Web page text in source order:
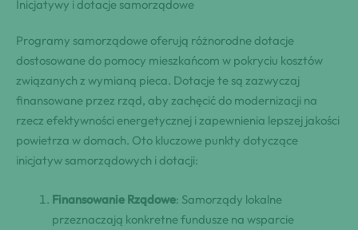
Inicjatywy i dotacje samorządowe
Programy samorządowe oferują różnorodne dotacje
dostosowane do pomocy mieszkańcom w pokryciu kosztów
związanych z wymianą pieca. Dotacje te są zazwyczaj
finansowane przez rząd, aby zachęcić do modernizacji na
rzecz efektywności energetycznej i zapewnienia lepszej jakości
powietrza w domach. Oto kluczowe punkty dotyczące
inicjatyw samorządowych i dotacji:
Finansowanie Rządowe: Samorządy lokalne
przeznaczają konkretne fundusze na wsparcie